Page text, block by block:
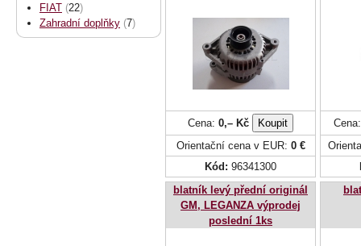
FIAT (22)
Zahradní doplňky (7)
Cena: 0,– Kč
Orientační cena v EUR: 0 €
Kód: 96341300
blatník levý přední originál
GM, LEGANZA výprodej
poslední 1ks